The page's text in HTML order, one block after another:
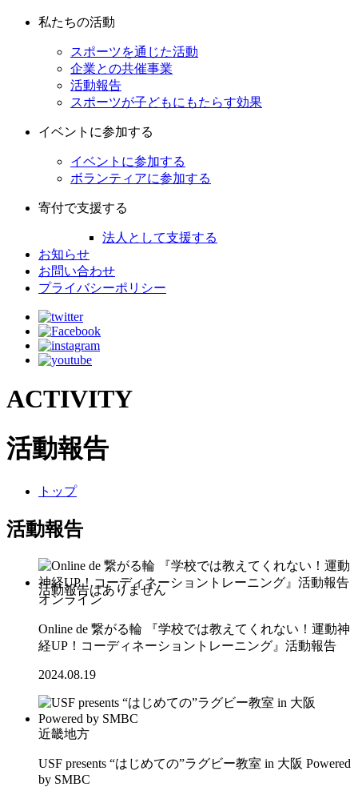
私たちの活動
スポーツを通じた活動
企業との共催事業
活動報告
スポーツが子どもにもたらす効果
イベントに参加する
イベントに参加する
ボランティアに参加する
寄付で支援する
法人として支援する
お知らせ
お問い合わせ
プライバシーポリシー
ACTIVITY
活動報告
トップ
活動報告
オンライン
Online de 繋がる輪 『学校では教えてくれない！運動神
経UP！コーディネーショントレーニング』活動報告
2024.08.19
近畿地方
USF presents “はじめての”ラグビー教室 in 大阪 Powered
by SMBC